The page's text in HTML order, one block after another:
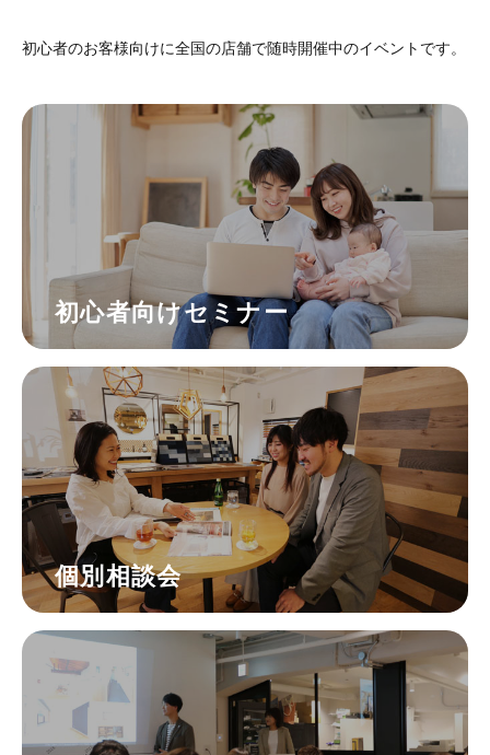
初心者のお客様向けに全国の店舗で随時開催中のイベントです。
初心者向けセミナー
個別相談会